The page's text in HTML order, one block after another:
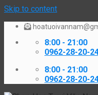
Skip to content
8:00 - 21:00
0962-28-20-
8:00 - 21:00
0962-28-20-